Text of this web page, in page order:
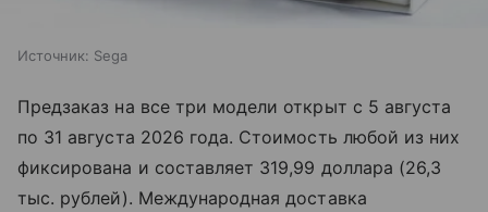
Источник: Sega
Предзаказ на все три модели открыт с 5 августа
по 31 августа 2026 года. Стоимость любой из них
фиксирована и составляет 319,99 доллара (26,3
тыс. рублей). Международная доставка